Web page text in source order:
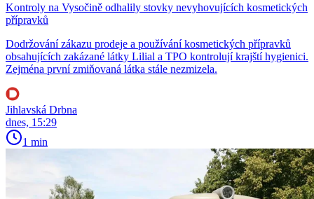
Kontroly na Vysočině odhalily stovky nevyhovujících kosmetických
přípravků
Dodržování zákazu prodeje a používání kosmetických přípravků
obsahujících zakázané látky Lilial a TPO kontrolují krajští hygienici.
Zejména první zmiňovaná látka stále nezmizela.
Jihlavská Drbna
dnes, 15:29
1 min